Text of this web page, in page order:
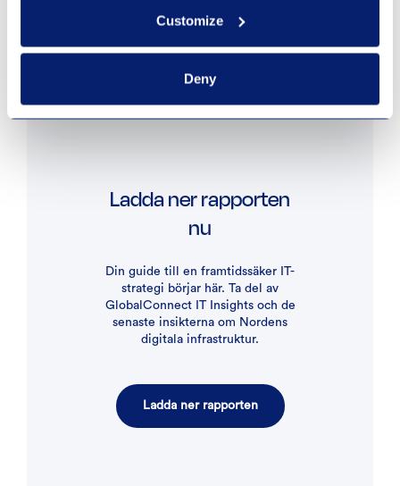
Customize
Deny
kan möta ökade krav genom smartare
lösningar och strategiska partnerskap.
Ladda ner rapporten
nu
Din guide till en framtidssäker IT-
strategi börjar här. Ta del av
GlobalConnect IT Insights och de
senaste insikterna om Nordens
digitala infrastruktur.
Ladda ner rapporten